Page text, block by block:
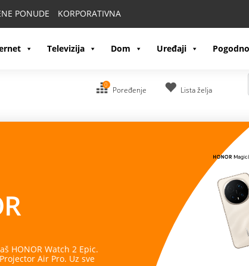
PONUDE KORPORATIVNA
Televizija Dom Uređaji
0
Poređenje Lista želja
HONOR Watch 2 Epic.
Air Pro. Uz sve